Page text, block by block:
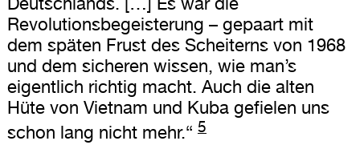
Revolutionsbegeisterung – gepaart mit
dem späten Frust des Scheiterns von 1968
und dem sicheren wissen, wie man’s
eigentlich richtig macht. Auch die alten
Hüte von Vietnam und Kuba gefielen uns
schon lang nicht mehr.“ 5